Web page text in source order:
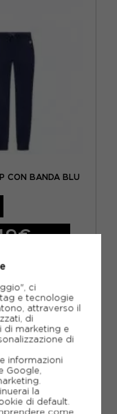
CON BANDA BLU
ci
e tecnologie
attraverso il
di
di marketing e
di
informazioni
Google,
la
di default.
come